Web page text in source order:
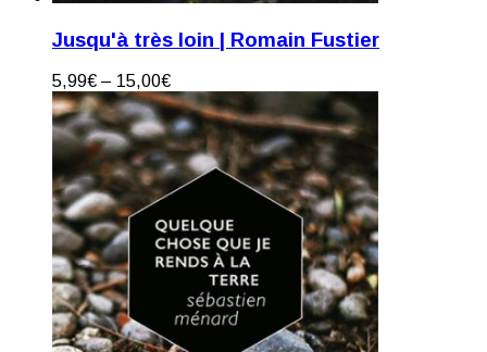
Jusqu'à très loin | Romain Fustier
5,99€ – 15,00€